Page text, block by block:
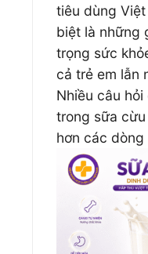
tiêu dùng
biệt là những
trọng sức
cả trẻ em lẫn
Nhiều câu
trong sữa
hơn các dòng